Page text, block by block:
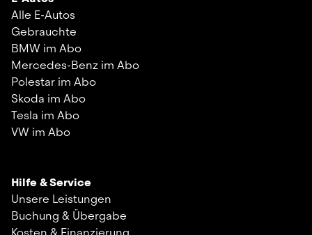
Alle E-Autos
Gebrauchte
BMW im Abo
Mercedes-Benz im Abo
Polestar im Abo
Skoda im Abo
Tesla im Abo
VW im Abo
Hilfe & Service
Unsere Leistungen
Buchung & Übergabe